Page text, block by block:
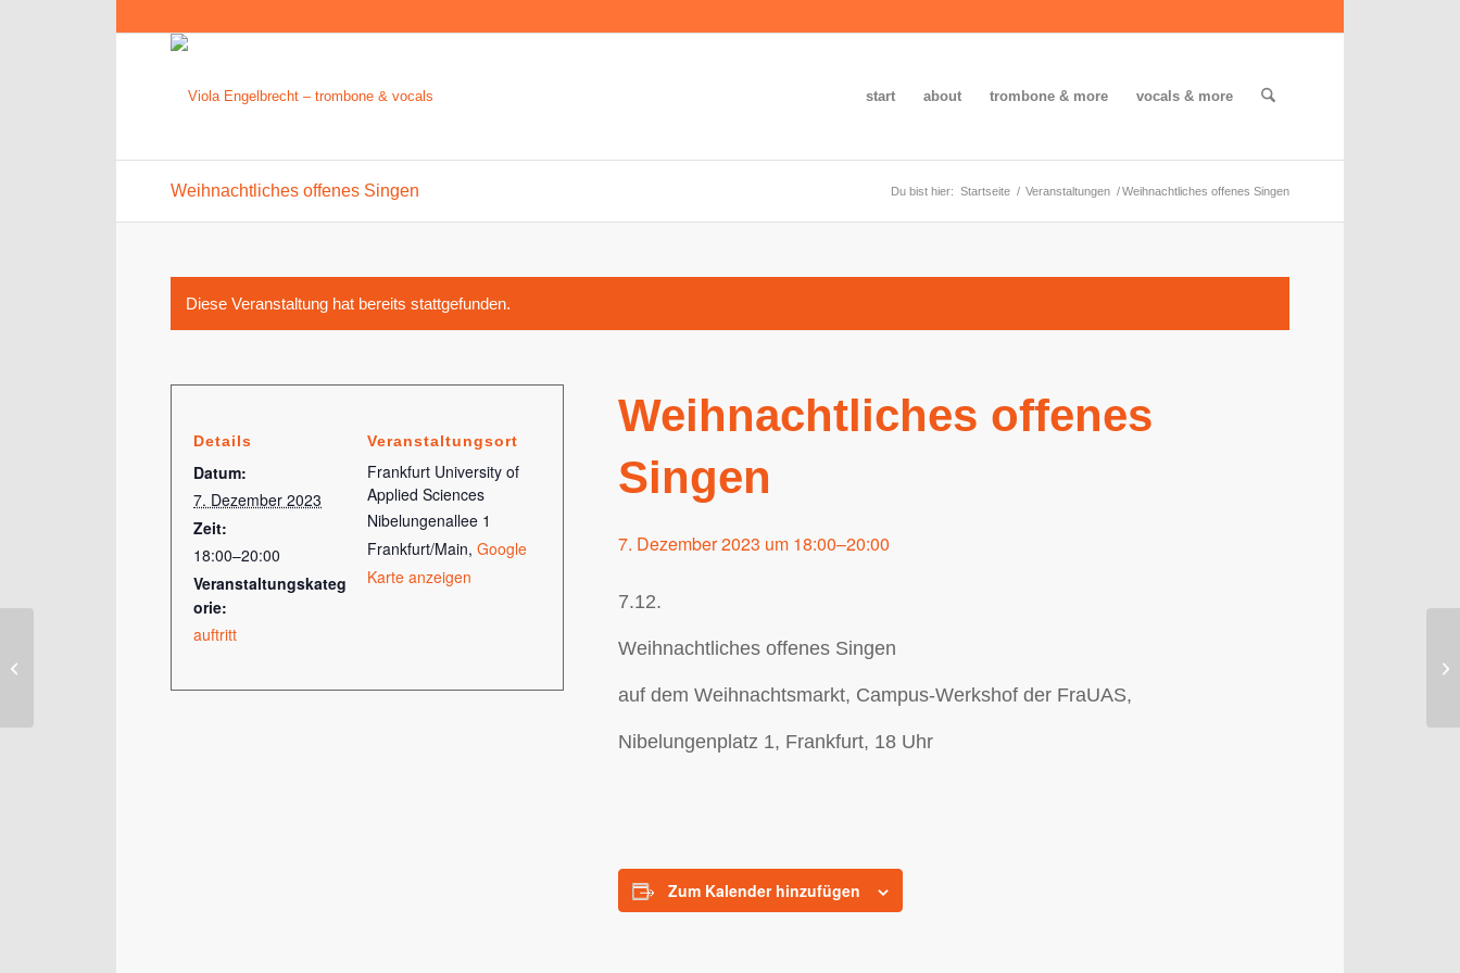
start about trombone & more vocals & more
Weihnachtliches offenes Singen Du bist hier: Startseite / Veranstaltungen /Weihnachtliches offenes Singen
Diese Veranstaltung hat bereits stattgefunden.
Weihnachtliches offenes
Singen
7. Dezember 2023 um 18:00–20:00
7.12.
Weihnachtliches offenes Singen
auf dem Weihnachtsmarkt, Campus-Werkshof der FraUAS,
Nibelungenplatz 1, Frankfurt, 18 Uhr
Zum Kalender hinzufügen
Details
Datum:
7. Dezember 2023
Zeit:
18:00–20:00
Veranstaltungskateg
orie:
auftritt
Veranstaltungsort
Frankfurt University of
Applied Sciences
Nibelungenallee 1
Frankfurt/Main, Google
Karte anzeigen